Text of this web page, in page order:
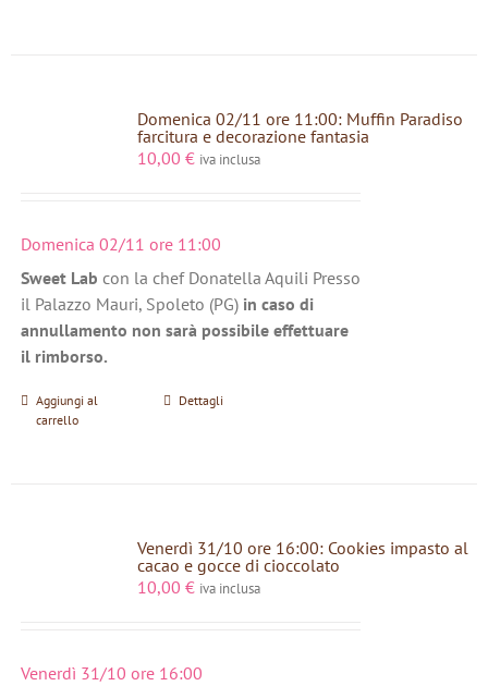
Domenica 02/11 ore 11:00: Muffin Paradiso
farcitura e decorazione fantasia
10,00 € iva inclusa
Domenica 02/11 ore 11:00
Sweet Lab con la chef Donatella Aquili Presso
il Palazzo Mauri, Spoleto (PG) in caso di
annullamento non sarà possibile effettuare
il rimborso.
Aggiungi al
carrello
Dettagli
Venerdì 31/10 ore 16:00: Cookies impasto al
cacao e gocce di cioccolato
10,00 € iva inclusa
Venerdì 31/10 ore 16:00